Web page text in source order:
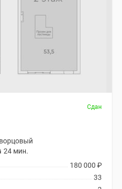
Сдан
24 мин.
180 000 ₽
33